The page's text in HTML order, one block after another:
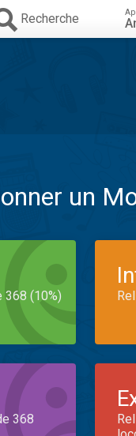
Recherche
un
368 (10%)
368